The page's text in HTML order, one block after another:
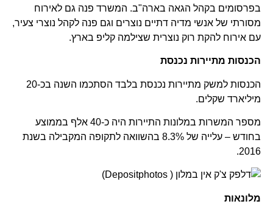
בפרסומים בקהל הגאה בארה"ב. המשרד פנה גם לאירוח
מסורתי של אנשי מדיה דתיים נוצרים וגם פנה לקהל נוצרי צעיר,
עם אירוח להקת רוק נוצרית שצילמה קליפ בארץ.
הכנסות מתיירות נכנסת
הכנסות למשק מתיירות נכנסת בלבד הסתכמו השנה בכ-20
מיליארד שקלים.
מספר המשרות במלונות התיירות היה כ-40 אלף בממוצע
בחודש – עלייה של 8.3% בהשוואה לתקופה המקבילה בשנת
2016.
מלונאות